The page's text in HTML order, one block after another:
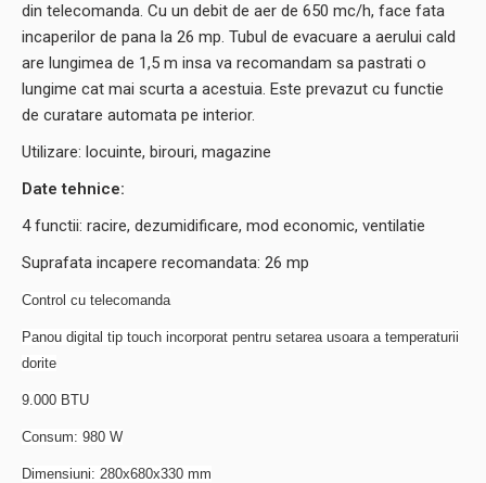
din telecomanda. Cu un debit de aer de 650 mc/h, face fata
incaperilor de pana la 26 mp. Tubul de evacuare a aerului cald
are lungimea de 1,5 m insa va recomandam sa pastrati o
lungime cat mai scurta a acestuia. Este prevazut cu functie
de curatare automata pe interior.
Utilizare: locuinte, birouri, magazine
Date tehnice:
4 functii: racire, dezumidificare, mod economic, ventilatie
Suprafata incapere recomandata: 26 mp
Control cu telecomanda
​Panou digital tip touch incorporat pentru setarea usoara a temperaturii
dorite
9.000 BTU
​Consum: 980 W
​Dimensiuni: 280x680x330 mm